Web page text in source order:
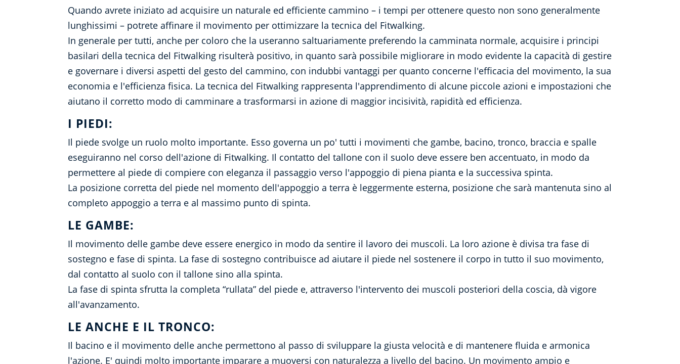
Quando avrete iniziato ad acquisire un naturale ed efficiente cammino – i tempi per ottenere questo non sono generalmente
lunghissimi – potrete affinare il movimento per ottimizzare la tecnica del Fitwalking.
In generale per tutti, anche per coloro che la useranno saltuariamente preferendo la camminata normale, acquisire i principi
basilari della tecnica del Fitwalking risulterà positivo, in quanto sarà possibile migliorare in modo evidente la capacità di gestire
e governare i diversi aspetti del gesto del cammino, con indubbi vantaggi per quanto concerne l'efficacia del movimento, la sua
economia e l'efficienza fisica. La tecnica del Fitwalking rappresenta l'apprendimento di alcune piccole azioni e impostazioni che
aiutano il corretto modo di camminare a trasformarsi in azione di maggior incisività, rapidità ed efficienza.
I PIEDI:
Il piede svolge un ruolo molto importante. Esso governa un po' tutti i movimenti che gambe, bacino, tronco, braccia e spalle
eseguiranno nel corso dell'azione di Fitwalking. Il contatto del tallone con il suolo deve essere ben accentuato, in modo da
permettere al piede di compiere con eleganza il passaggio verso l'appoggio di piena pianta e la successiva spinta.
La posizione corretta del piede nel momento dell'appoggio a terra è leggermente esterna, posizione che sarà mantenuta sino al
completo appoggio a terra e al massimo punto di spinta.
LE GAMBE:
Il movimento delle gambe deve essere energico in modo da sentire il lavoro dei muscoli. La loro azione è divisa tra fase di
sostegno e fase di spinta. La fase di sostegno contribuisce ad aiutare il piede nel sostenere il corpo in tutto il suo movimento,
dal contatto al suolo con il tallone sino alla spinta.
La fase di spinta sfrutta la completa “rullata” del piede e, attraverso l'intervento dei muscoli posteriori della coscia, dà vigore
all'avanzamento.
LE ANCHE E IL TRONCO:
Il bacino e il movimento delle anche permettono al passo di sviluppare la giusta velocità e di mantenere fluida e armonica
l'azione. E' quindi molto importante imparare a muoversi con naturalezza a livello del bacino. Un movimento ampio e